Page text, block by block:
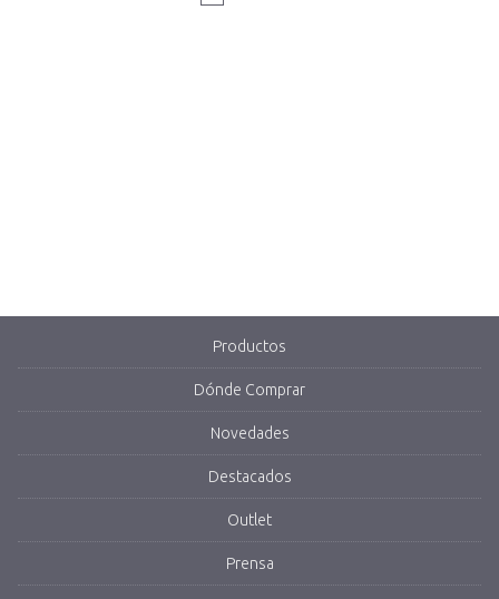
Productos
Dónde Comprar
Novedades
Destacados
Outlet
Prensa